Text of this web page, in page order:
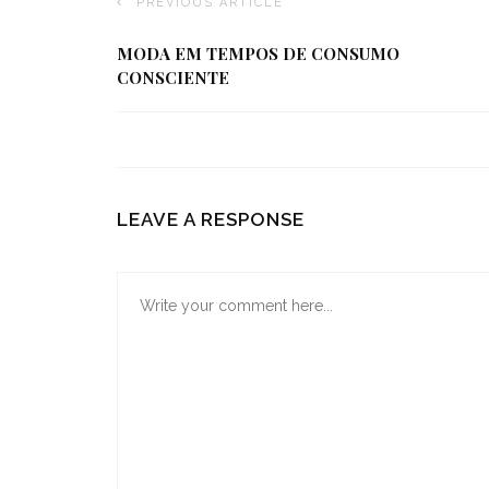
PREVIOUS ARTICLE
MODA EM TEMPOS DE CONSUMO
CONSCIENTE
LEAVE A RESPONSE